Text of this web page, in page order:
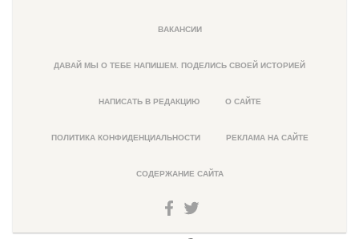
ВАКАНСИИ
ДАВАЙ МЫ О ТЕБЕ НАПИШЕМ. ПОДЕЛИСЬ СВОЕЙ ИСТОРИЕЙ
НАПИСАТЬ В РЕДАКЦИЮ О САЙТЕ
ПОЛИТИКА КОНФИДЕНЦИАЛЬНОСТИ РЕКЛАМА НА САЙТЕ
СОДЕРЖАНИЕ САЙТА